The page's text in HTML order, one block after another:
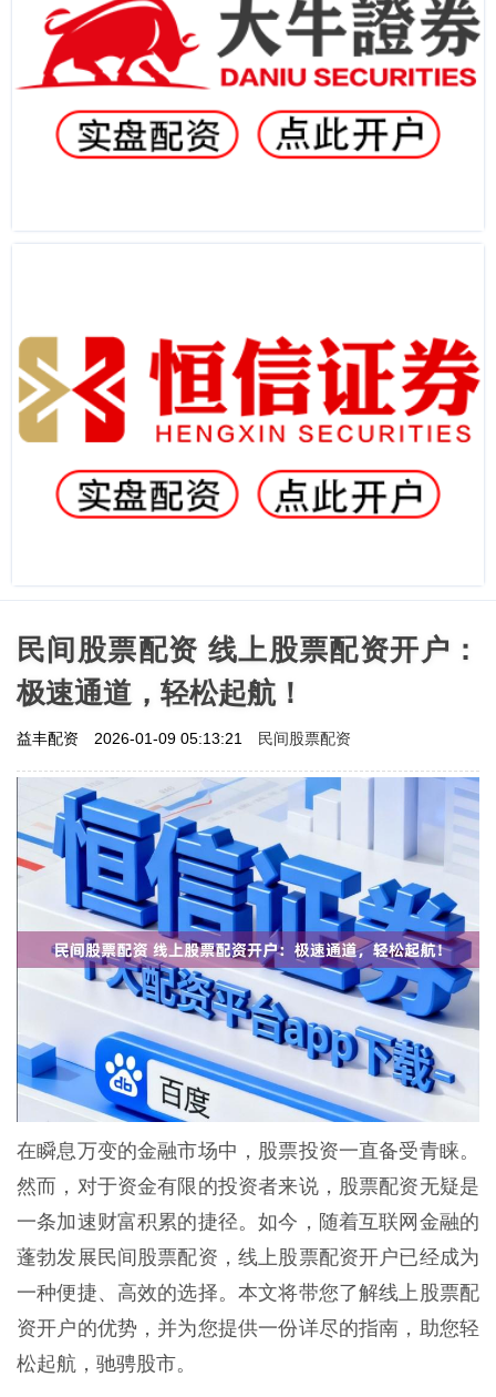
民间股票配资 线上股票配资开户：
极速通道，轻松起航！
益丰配资 2026-01-09 05:13:21 民间股票配资
在瞬息万变的金融市场中，股票投资一直备受青睐。
然而，对于资金有限的投资者来说，股票配资无疑是
一条加速财富积累的捷径。如今，随着互联网金融的
蓬勃发展民间股票配资，线上股票配资开户已经成为
一种便捷、高效的选择。本文将带您了解线上股票配
资开户的优势，并为您提供一份详尽的指南，助您轻
松起航，驰骋股市。